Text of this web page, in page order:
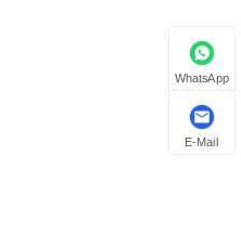
WhatsApp
E-Mail